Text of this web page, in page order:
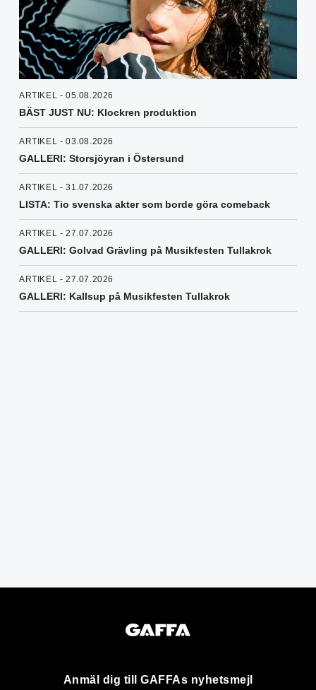
ARTIKEL - 05.08.2026
BÄST JUST NU: Klockren produktion
ARTIKEL - 03.08.2026
GALLERI: Storsjöyran i Östersund
ARTIKEL - 31.07.2026
LISTA: Tio svenska akter som borde göra comeback
ARTIKEL - 27.07.2026
GALLERI: Golvad Grävling på Musikfesten Tullakrok
ARTIKEL - 27.07.2026
GALLERI: Kallsup på Musikfesten Tullakrok
Anmäl dig till GAFFAs nyhetsmejl